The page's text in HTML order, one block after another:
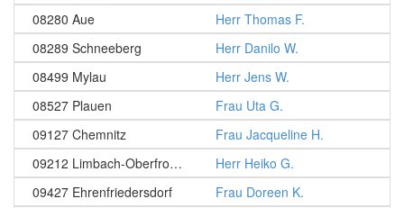
08280 Aue
Herr Thomas F.
08289 Schneeberg
Herr Danilo W.
08499 Mylau
Herr Jens W.
08527 Plauen
Frau Uta G.
09127 Chemnitz
Frau Jacqueline H.
09212 Limbach-Oberfrohna
Herr Heiko G.
09427 Ehrenfriedersdorf
Frau Doreen K.